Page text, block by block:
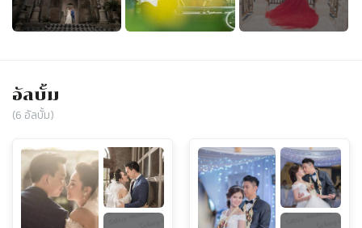
อัลบั้ม
(6 อัลบั้ม)